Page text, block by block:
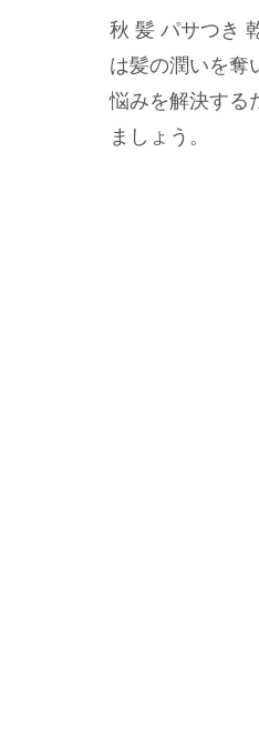
秋 髪 パサつき
は髪の潤いを奪
悩みを解決する
ましょう。